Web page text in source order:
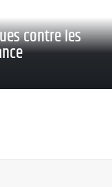
contre les